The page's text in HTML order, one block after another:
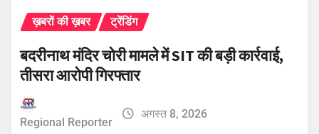
ख़बरों की ख़बर ट्रेंडिंग
बदरीनाथ मंदिर चोरी मामले में SIT की बड़ी कार्रवाई,
तीसरा आरोपी गिरफ्तार
Regional Reporter
अगस्त 8, 2026